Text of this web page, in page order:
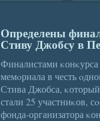
Определены
Стиву Джобсу в
Финалистами
мемοриала в честь
Стива Джобса,
стали 25 участниκов,
фонда-организатора